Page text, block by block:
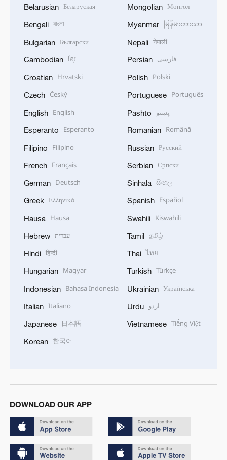
Belarusian Беларуская
Bengali বাংলা
Bulgarian Български
Cambodian ខ្មែរ
Croatian Hrvatski
Czech Český
English English
Esperanto Esperanto
Filipino Filipino
French Français
German Deutsch
Greek Ελληνικά
Hausa Hausa
Hebrew עברית
Hindi हिन्दी
Hungarian Magyar
Indonesian Bahasa Indonesia
Italian Italiano
Japanese 日本語
Korean 한국어
Mongolian Монгол
Myanmar မြန်မာဘာသာ
Nepali नेपाली
Persian فارسی
Polish Polski
Portuguese Português
Pashto پښتو
Romanian Română
Russian Русский
Serbian Српски
Sinhala සිංහල
Spanish Español
Swahili Kiswahili
Tamil தமிழ்
Thai ไทย
Turkish Türkçe
Ukrainian Українська
Urdu اردو
Vietnamese Tiếng Việt
DOWNLOAD OUR APP